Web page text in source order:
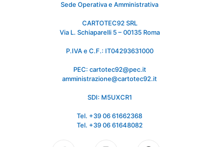
Sede Operativa e Amministrativa
CARTOTEC92 SRL
Via L. Schiaparelli 5 – 00135 Roma
P.IVA e C.F.: IT04293631000
PEC: cartotec92@pec.it
amministrazione@cartotec92.it
SDI: M5UXCR1
Tel. +39 06 61662368
Tel. +39 06 61648082